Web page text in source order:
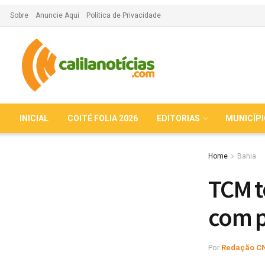
Sobre Anuncie Aqui Política de Privacidade
INICIAL COITÉ FOLIA 2026 EDITORIAS
Home Bahia
TCM
com
Por Redação